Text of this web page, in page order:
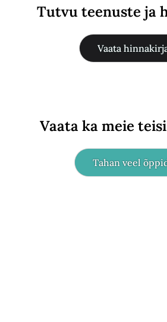
Tutvu teenuste ja
Vaata
Vaata ka meie
Tahan veel